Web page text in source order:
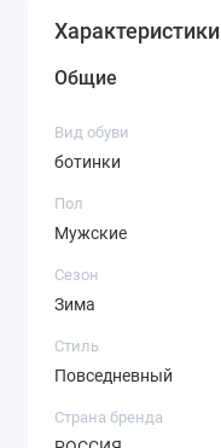
Характеристики
Общие
Вид обуви
ботинки
Пол
Мужские
Сезон
Зима
Стиль
Повседневный
Страна бренда